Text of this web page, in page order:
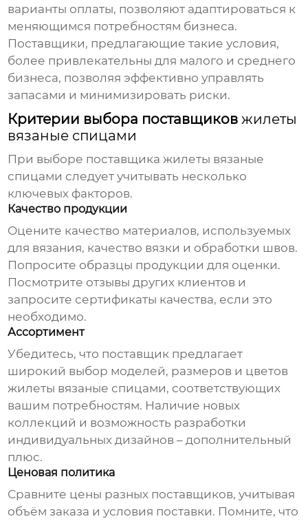
варианты оплаты, позволяют адаптироваться к
меняющимся потребностям бизнеса.
Поставщики, предлагающие такие условия,
более привлекательны для малого и среднего
бизнеса, позволяя эффективно управлять
запасами и минимизировать риски.
Критерии выбора поставщиковжилеты
вязаные спицами
При выборе поставщикажилеты вязаные
спицами следует учитывать несколько
ключевых факторов.
Качество продукции
Оцените качество материалов, используемых
для вязания, качество вязки и обработки швов.
Попросите образцы продукции для оценки.
Посмотрите отзывы других клиентов и
запросите сертификаты качества, если это
необходимо.
Ассортимент
Убедитесь, что поставщик предлагает
широкий выбор моделей, размеров и цветов
жилеты вязаные спицами, соответствующих
вашим потребностям. Наличие новых
коллекций и возможность разработки
индивидуальных дизайнов – дополнительный
плюс.
Ценовая политика
Сравните цены разных поставщиков, учитывая
объём заказа и условия поставки. Помните, что